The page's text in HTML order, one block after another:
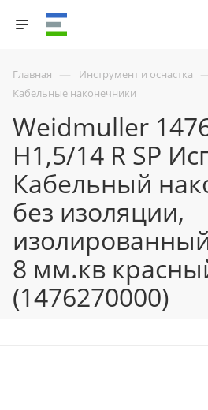
Главная — Инструмент и оснастка
Кабельные наконечники
Weidmuller
H1,5/14 R SP
Кабельный
без изоляции,
8 мм.кв
(1476270000)